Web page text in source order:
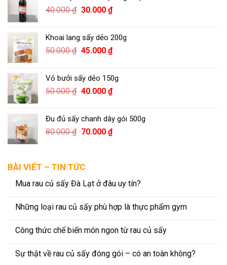
40.000₫ 30.000 ₫
Khoai lang sấy dẻo 200g
50.000₫ 45.000 ₫
Vỏ bưởi sấy dẻo 150g
50.000₫ 40.000 ₫
Đu đủ sấy chanh dây gói 500g
80.000₫ 70.000 ₫
BÀI VIẾT – TIN TỨC
Mua rau củ sấy Đà Lạt ở đâu uy tín?
Những loại rau củ sấy phù hợp là thực phẩm gym
Công thức chế biến món ngon từ rau củ sấy
Sự thật về rau củ sấy đóng gói – có an toàn không?